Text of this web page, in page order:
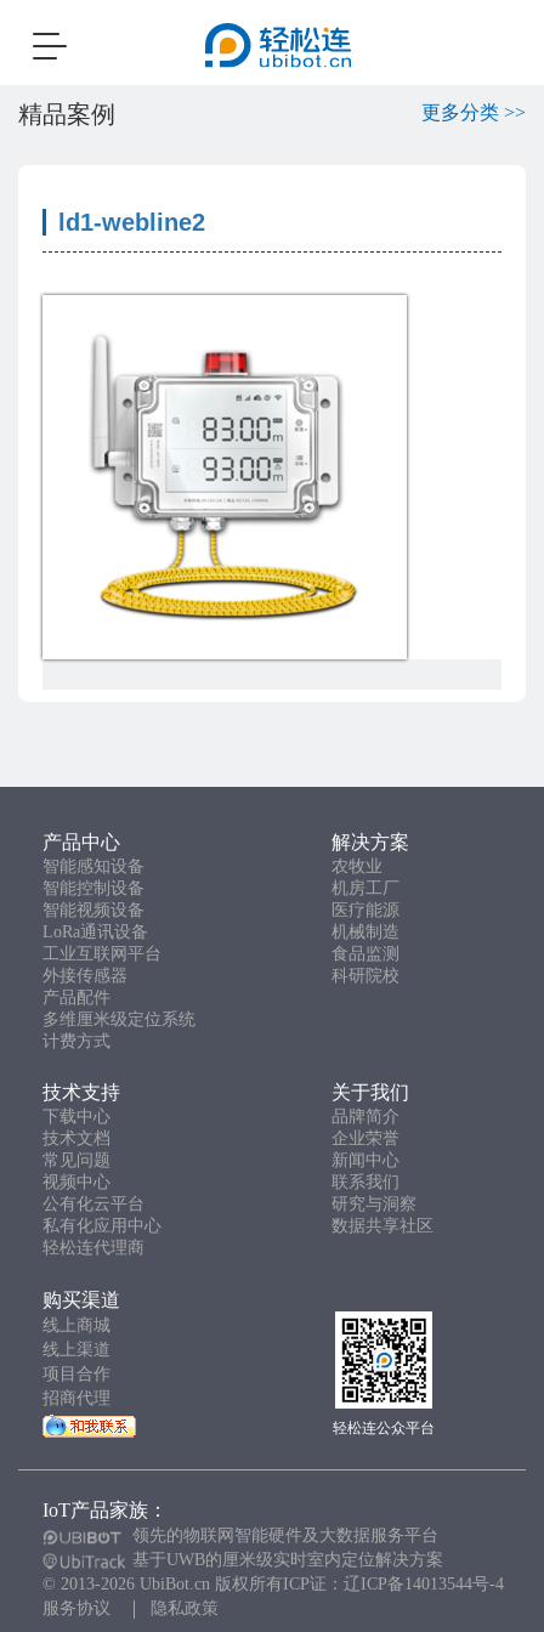
Toggle
精品案例 更多分类 >>
ld1-webline2
产品中心 解决方案
智能感知设备
农牧业
智能控制设备
机房工厂
智能视频设备
医疗能源
LoRa通讯设备
机械制造
工业互联网平台
食品监测
外接传感器
科研院校
产品配件
多维厘米级定位系统
计费方式
技术支持 关于我们
下载中心
品牌简介
技术文档
企业荣誉
常见问题
新闻中心
视频中心
联系我们
公有化云平台
研究与洞察
私有化应用中心
数据共享社区
轻松连代理商
购买渠道
线上商城
线上渠道
项目合作
招商代理
轻松连公众平台
IoT产品家族：
领先的物联网智能硬件及大数据服务平台
基于UWB的厘米级实时室内定位解决方案
© 2013-2026 UbiBot.cn 版权所有ICP证：辽ICP备14013544号-4
服务协议
隐私政策